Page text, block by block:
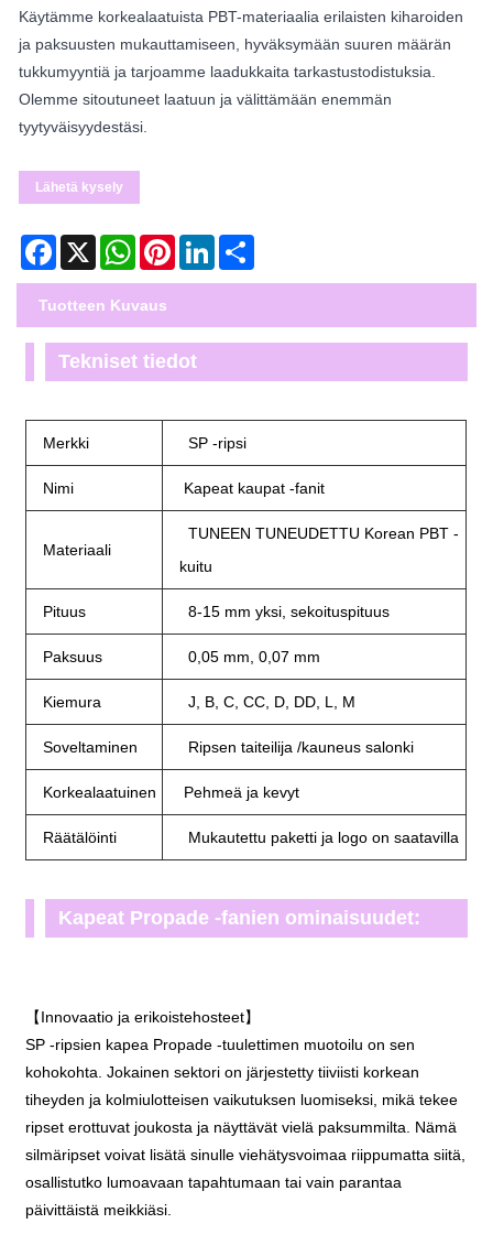
Käytämme korkealaatuista PBT-materiaalia erilaisten kiharoiden
ja paksuusten mukauttamiseen, hyväksymään suuren määrän
tukkumyyntiä ja tarjoamme laadukkaita tarkastustodistuksia.
Olemme sitoutuneet laatuun ja välittämään enemmän
tyytyväisyydestäsi.
Lähetä kysely
Facebook
X WhatsAppPinterestLinkedIn
Tuotteen Kuvaus
Tekniset tiedot
Merkki SP -ripsi
Nimi Kapeat kaupat -fanit
Materiaali
TUNEEN TUNEUDETTU Korean PBT -
kuitu
Pituus 8-15 mm yksi, sekoituspituus
Paksuus 0,05 mm, 0,07 mm
Kiemura J, B, C, CC, D, DD, L, M
Soveltaminen Ripsen taiteilija /kauneus salonki
Korkealaatuinen Pehmeä ja kevyt
Räätälöinti Mukautettu paketti ja logo on saatavilla
Kapeat Propade -fanien ominaisuudet:
【Innovaatio ja erikoistehosteet】
SP -ripsien kapea Propade -tuulettimen muotoilu on sen
kohokohta. Jokainen sektori on järjestetty tiiviisti korkean
tiheyden ja kolmiulotteisen vaikutuksen luomiseksi, mikä tekee
ripset erottuvat joukosta ja näyttävät vielä paksummilta. Nämä
silmäripset voivat lisätä sinulle viehätysvoimaa riippumatta siitä,
osallistutko lumoavaan tapahtumaan tai vain parantaa
päivittäistä meikkiäsi.